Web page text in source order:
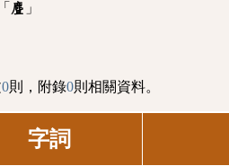
「 麆 」
0則，附錄0則相關資料。
字詞